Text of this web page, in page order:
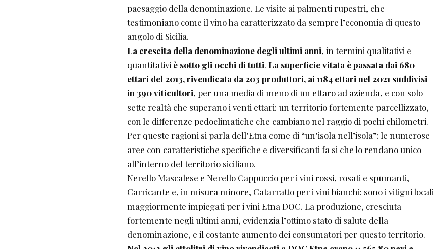
paesaggio della denominazione. Le visite ai palmenti rupestri, che
testimoniano come il vino ha caratterizzato da sempre l’economia di questo
angolo di Sicilia.
La crescita della denominazione degli ultimi anni, in termini qualitativi e
quantitativi è sotto gli occhi di tutti. La superficie vitata è passata dai 680
ettari del 2013, rivendicata da 203 produttori, ai 1184 ettari nel 2021 suddivisi
in 390 viticultori, per una media di meno di un ettaro ad azienda, e con solo
sette realtà che superano i venti ettari: un territorio fortemente parcellizzato,
con le differenze pedoclimatiche che cambiano nel raggio di pochi chilometri.
Per queste ragioni si parla dell’Etna come di “un’isola nell’isola”: le numerose
aree con caratteristiche specifiche e diversificanti fa si che lo rendano unico
all’interno del territorio siciliano.
Nerello Mascalese e Nerello Cappuccio per i vini rossi, rosati e spumanti,
Carricante e, in misura minore, Catarratto per i vini bianchi: sono i vitigni locali
maggiormente impiegati per i vini Etna DOC. La produzione, cresciuta
fortemente negli ultimi anni, evidenzia l’ottimo stato di salute della
denominazione, e il costante aumento dei consumatori per questo territorio.